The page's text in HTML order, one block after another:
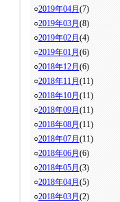
○2019年04月 (7)
○2019年03月 (8)
○2019年02月 (4)
○2019年01月 (6)
○2018年12月 (6)
○2018年11月 (11)
○2018年10月 (11)
○2018年09月 (11)
○2018年08月 (11)
○2018年07月 (11)
○2018年06月 (6)
○2018年05月 (3)
○2018年04月 (5)
○2018年03月 (2)